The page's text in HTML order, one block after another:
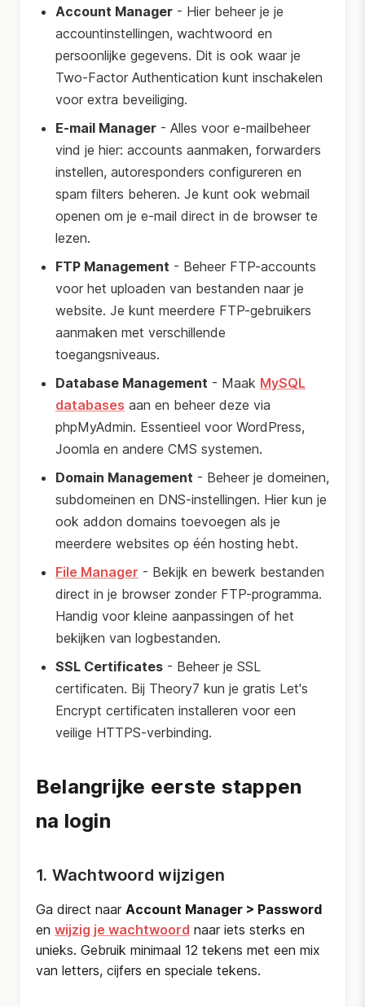
Account Manager - Hier beheer je je
accountinstellingen, wachtwoord en
persoonlijke gegevens. Dit is ook waar je
Two-Factor Authentication kunt inschakelen
voor extra beveiliging.
E-mail Manager - Alles voor e-mailbeheer
vind je hier: accounts aanmaken, forwarders
instellen, autoresponders configureren en
spam filters beheren. Je kunt ook webmail
openen om je e-mail direct in de browser te
lezen.
FTP Management - Beheer FTP-accounts
voor het uploaden van bestanden naar je
website. Je kunt meerdere FTP-gebruikers
aanmaken met verschillende
toegangsniveaus.
Database Management - Maak MySQL
databases aan en beheer deze via
phpMyAdmin. Essentieel voor WordPress,
Joomla en andere CMS systemen.
Domain Management - Beheer je domeinen,
subdomeinen en DNS-instellingen. Hier kun je
ook addon domains toevoegen als je
meerdere websites op één hosting hebt.
File Manager - Bekijk en bewerk bestanden
direct in je browser zonder FTP-programma.
Handig voor kleine aanpassingen of het
bekijken van logbestanden.
SSL Certificates - Beheer je SSL
certificaten. Bij Theory7 kun je gratis Let's
Encrypt certificaten installeren voor een
veilige HTTPS-verbinding.
Belangrijke eerste stappen
na login
1. Wachtwoord wijzigen
Ga direct naar Account Manager > Password
en wijzig je wachtwoord naar iets sterks en
unieks. Gebruik minimaal 12 tekens met een mix
van letters, cijfers en speciale tekens.